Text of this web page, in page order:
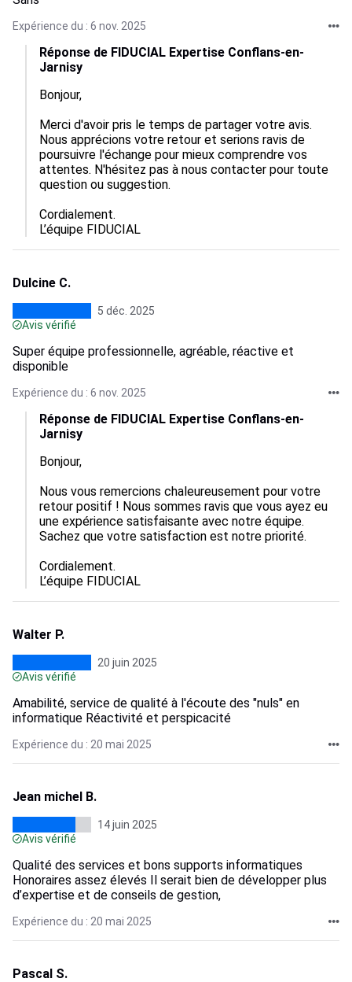
Expérience du : 6 nov. 2025
Réponse de FIDUCIAL Expertise Conflans-en-
Jarnisy
Bonjour,
Merci d'avoir pris le temps de partager votre avis.
Nous apprécions votre retour et serions ravis de
poursuivre l'échange pour mieux comprendre vos
attentes. N'hésitez pas à nous contacter pour toute
question ou suggestion.
Cordialement.
L’équipe FIDUCIAL
Dulcine C.
5 déc. 2025
Avis vérifié
Super équipe professionnelle, agréable, réactive et
disponible
Expérience du : 6 nov. 2025
Réponse de FIDUCIAL Expertise Conflans-en-
Jarnisy
Bonjour,
Nous vous remercions chaleureusement pour votre
retour positif ! Nous sommes ravis que vous ayez eu
une expérience satisfaisante avec notre équipe.
Sachez que votre satisfaction est notre priorité.
Cordialement.
L’équipe FIDUCIAL
Walter P.
20 juin 2025
Avis vérifié
Amabilité, service de qualité à l'écoute des "nuls" en
informatique Réactivité et perspicacité
Expérience du : 20 mai 2025
Jean michel B.
14 juin 2025
Avis vérifié
Qualité des services et bons supports informatiques
Honoraires assez élevés Il serait bien de développer plus
d’expertise et de conseils de gestion,
Expérience du : 20 mai 2025
Pascal S.